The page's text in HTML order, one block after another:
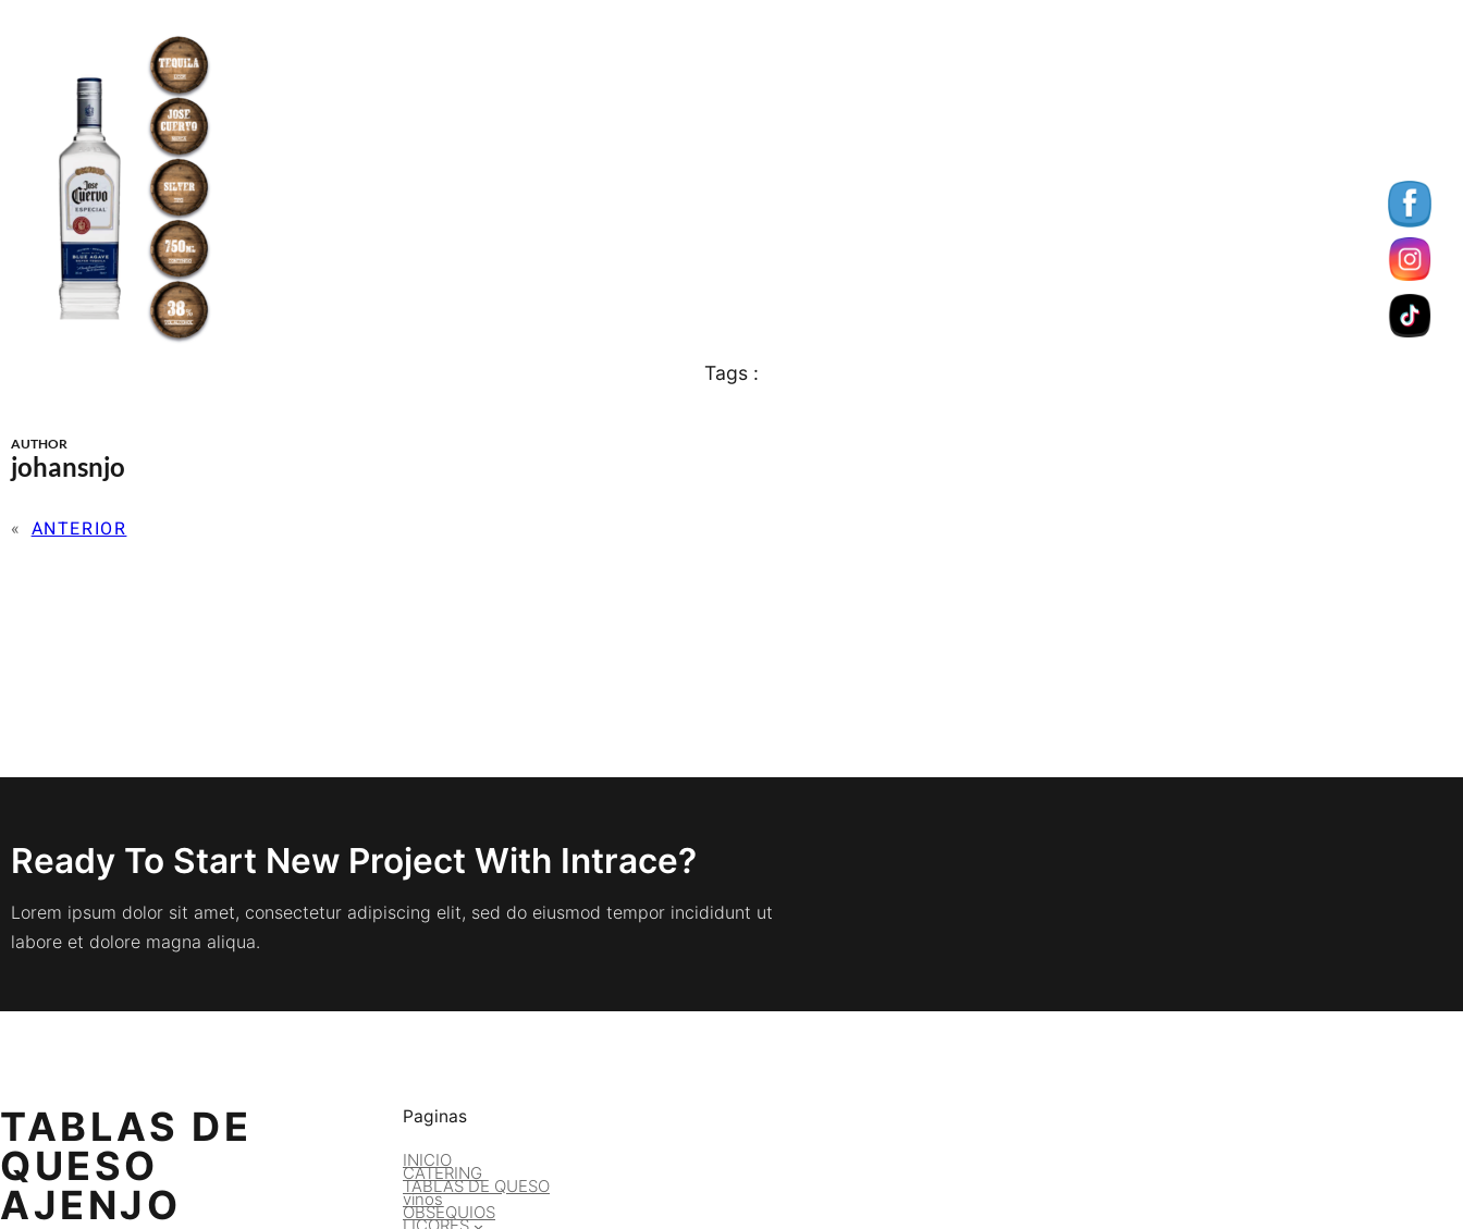
Tags :
AUTHOR
johansnjo
« ANTERIOR
Ready To Start New Project With Intrace?
Lorem ipsum dolor sit amet, consectetur adipiscing elit, sed do eiusmod tempor incididunt ut
labore et dolore magna aliqua.
TABLAS DE
QUESO
AJENJO
Paginas
INICIO
CATERING
TABLAS DE QUESO
vinos
OBSEQUIOS